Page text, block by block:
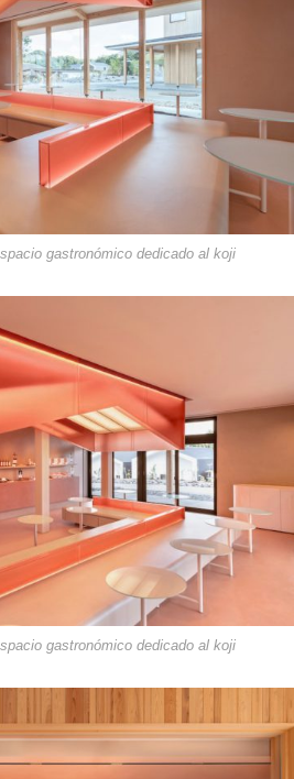
gastronómico dedicado al koji
gastronómico dedicado al koji